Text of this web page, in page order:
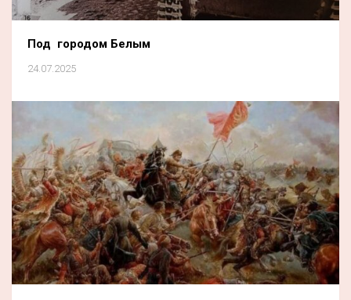
Под городом Белым
24.07.2025